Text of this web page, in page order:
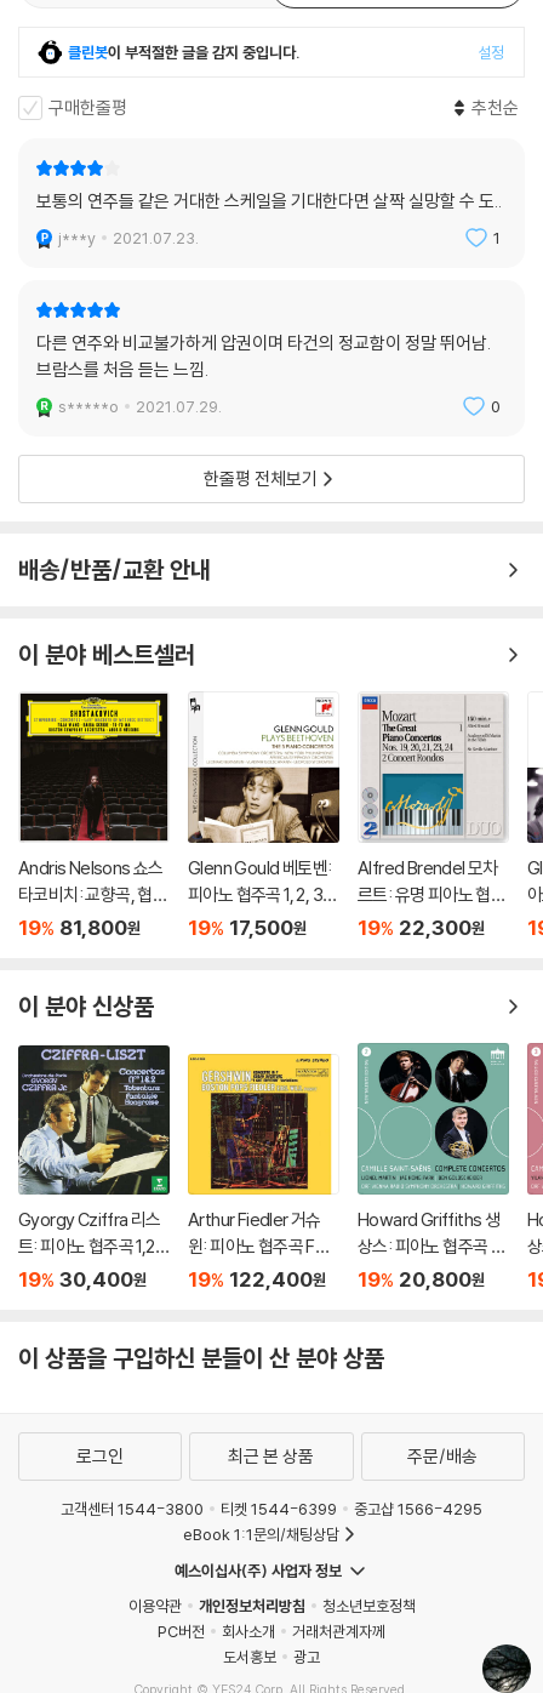
클린봇이 부적절한 글을 감지 중입니다. 설정
구매한줄평 추천순
보통의 연주들 같은 거대한 스케일을 기대한다면 살짝 실망할 수 도..
j***y 2021.07.23. 1
다른 연주와 비교불가하게 압권이며 타건의 정교함이 정말 뛰어남.
브람스를 처음 듣는 느낌.
s*****o 2021.07.29. 0
한줄평 전체보기
배송/반품/교환 안내
이 분야 베스트셀러
Andris Nelsons 쇼스
타코비치: 교향곡, 협주
곡 (Shostakovich: S
of Mtsensk District)
19% 81,800원
Glenn Gould 베토벤:
피아노 협주곡 1, 2, 3,
4, 5번 `황제` - 글렌 굴
19% 17,500원
Alfred Brendel 모차
르트: 유명 피아노 협주
곡집 (Mozart: The G
19% 22,300원
이 분야 신상품
Gyorgy Cziffra 리스
트: 피아노 협주곡 1,2번
(Liszt: Piano Concer
19% 30,400원
Arthur Fiedler 거슈
윈: 피아노 협주곡 F장
조 (Gershwin: Conc
[2LP]
19% 122,400원
Howard Griffiths 생
상스: 피아노 협주곡 2
번 외 (Saint-Saens:
19% 20,800원
이 상품을 구입하신 분들이 산 분야 상품
로그인 최근 본 상품 주문/배송
고객센터 1544-3800 티켓 1544-6399
중고샵 1566-4295
eBook 1:1문의/채팅상담
예스이십사(주) 사업자 정보
이용약관
개인정보처리방침
청소년보호정책
PC버전
회사소개
거래처관계자께
도서홍보
광고
Copyright © YES24 Corp. All Rights Reserved.